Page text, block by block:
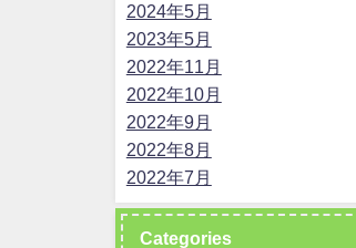
2024年5月
2023年5月
2022年11月
2022年10月
2022年9月
2022年8月
2022年7月
Categories